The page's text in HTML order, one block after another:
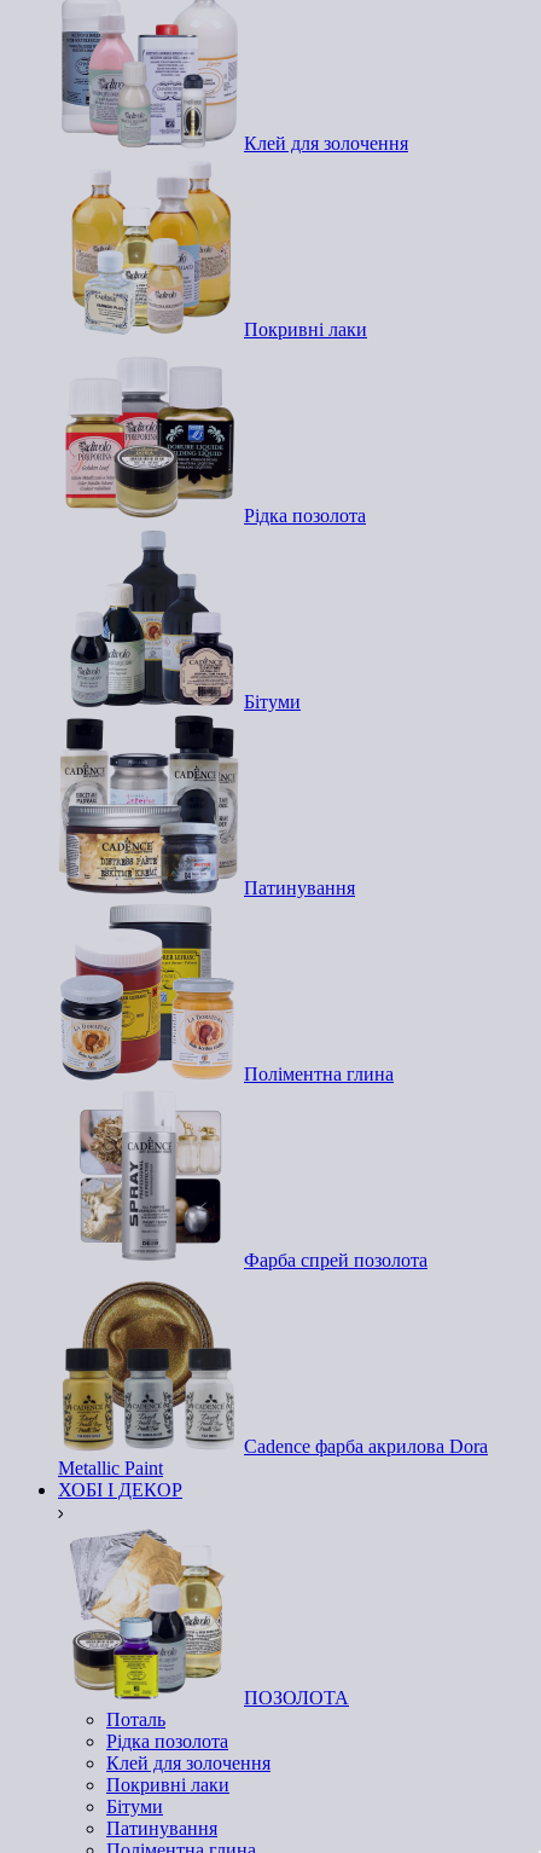
Клей для золочення
Покривні лаки
Рідка позолота
Бітуми
Патинування
Поліментна глина
Фарба спрей позолота
Cadence фарба акрилова Dora
Metallic Paint
ХОБІ І ДЕКОР
ПОЗОЛОТА
Поталь
Рідка позолота
Клей для золочення
Покривні лаки
Бітуми
Патинування